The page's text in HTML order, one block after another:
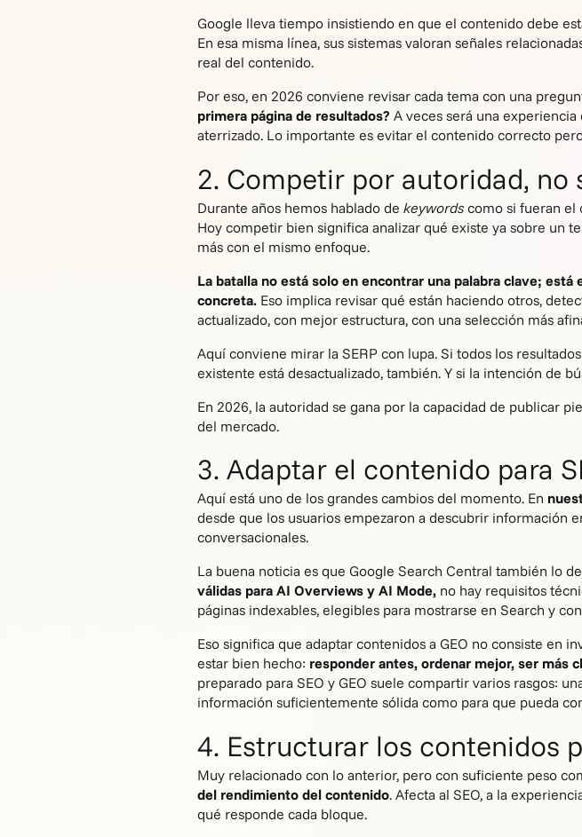
Google lleva tiempo insistiendo en que el contenido debe
En esa misma línea, sus sistemas valoran señales
real del contenido.
Por eso, en 2026 conviene revisar cada tema con una
primera página de resultados? A veces será una
aterrizado. Lo importante es evitar el contenido correcto
2. Competir por autoridad, no
Durante años hemos hablado de keywords como si fueran el
Hoy competir bien significa analizar qué existe ya sobre un
más con el mismo enfoque.
La batalla no está solo en encontrar una palabra clave;
concreta. Eso implica revisar qué están haciendo otros,
actualizado, con mejor estructura, con una selección más
Aquí conviene mirar la SERP con lupa. Si todos los
existente está desactualizado, también. Y si la intención de
En 2026, la autoridad se gana por la capacidad de publicar
del mercado.
3. Adaptar el contenido para
Aquí está uno de los grandes cambios del momento. En
desde que los usuarios empezaron a descubrir información
conversacionales.
La buena noticia es que Google Search Central también lo
válidas para AI Overviews y AI Mode, no hay requisitos
páginas indexables, elegibles para mostrarse en Search y
Eso significa que adaptar contenidos a GEO no consiste en
estar bien hecho: responder antes, ordenar mejor, ser más
preparado para SEO y GEO suele compartir varios rasgos:
información suficientemente sólida como para que pueda
4. Estructurar los contenidos
Muy relacionado con lo anterior, pero con suficiente peso
del rendimiento del contenido. Afecta al SEO, a la
qué responde cada bloque.